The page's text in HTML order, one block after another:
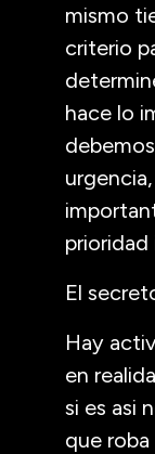
mismo
criterio
hace lo
prioridad
El
Hay
en
si es asi
que